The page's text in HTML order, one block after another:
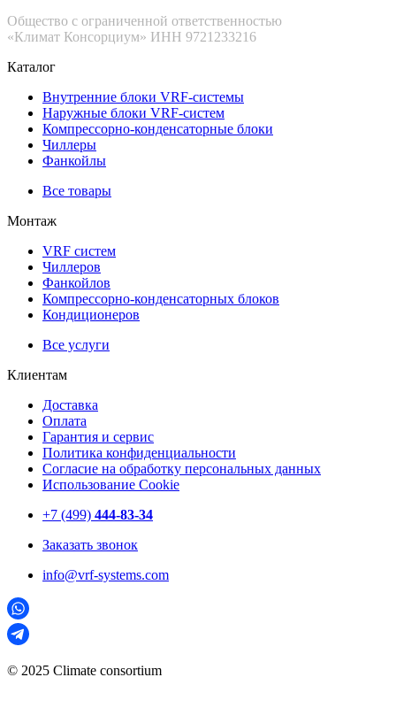
Общество с ограниченной ответственностью
«Климат Консорциум» ИНН 9721233216
Каталог
Внутренние блоки VRF-cистемы
Наружные блоки VRF-cистем
Компрессорно-конденсаторные блоки
Чиллеры
Фанкойлы
Все товары
Монтаж
VRF систем
Чиллеров
Фанкойлов
Компрессорно-конденсаторных блоков
Кондиционеров
Все услуги
Клиентам
Доставка
Оплата
Гарантия и сервис
Политика конфиденциальности
Согласие на обработку персональных данных
Использование Cookie
+7 (499) 444-83-34
Заказать звонок
info@vrf-systems.com
© 2025 Climate consortium